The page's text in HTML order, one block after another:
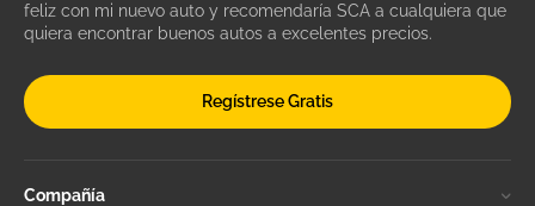
feliz con mi nuevo auto y recomendaría SCA a cualquiera que
quiera encontrar buenos autos a excelentes precios.
Regístrese Gratis
Compañía